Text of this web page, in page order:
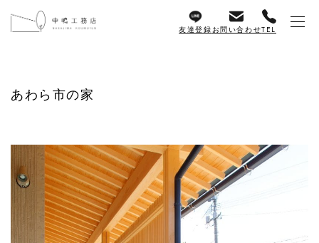
友達登録お問い合わせTEL
あわら市の家